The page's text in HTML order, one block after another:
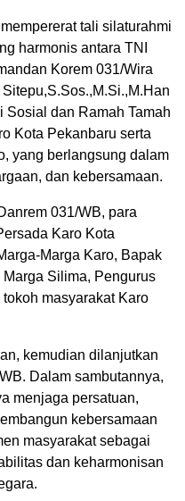
tali silaturahmi
harmonis antara TNI
Korem 031/Wira
dan Ramah Tamah
Kota Pekanbaru serta
yang berlangsung dalam
dan kebersamaan.
031/WB, para
Karo Kota
Marga Karo, Bapak
Silima, Pengurus
masyarakat Karo
kemudian dilanjutkan
Dalam sambutannya,
menjaga persatuan,
kebersamaan
masyarakat sebagai
dan keharmonisan